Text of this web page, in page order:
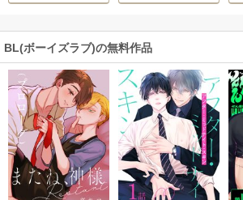
BL(ボーイズラブ)の無料作品